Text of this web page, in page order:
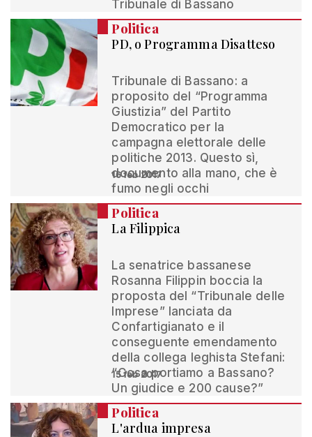
Tribunale di Bassano
Politica
PD, o Programma Disatteso
Tribunale di Bassano: a
proposito del “Programma
Giustizia” del Partito
Democratico per la
campagna elettorale delle
politiche 2013. Questo sì,
documento alla mano, che è
fumo negli occhi
16 feb 2017
Politica
La Filippica
La senatrice bassanese
Rosanna Filippin boccia la
proposta del “Tribunale delle
Imprese” lanciata da
Confartigianato e il
conseguente emendamento
della collega leghista Stefani:
“Cosa portiamo a Bassano?
Un giudice e 200 cause?”
15 feb 2017
Politica
L'ardua impresa